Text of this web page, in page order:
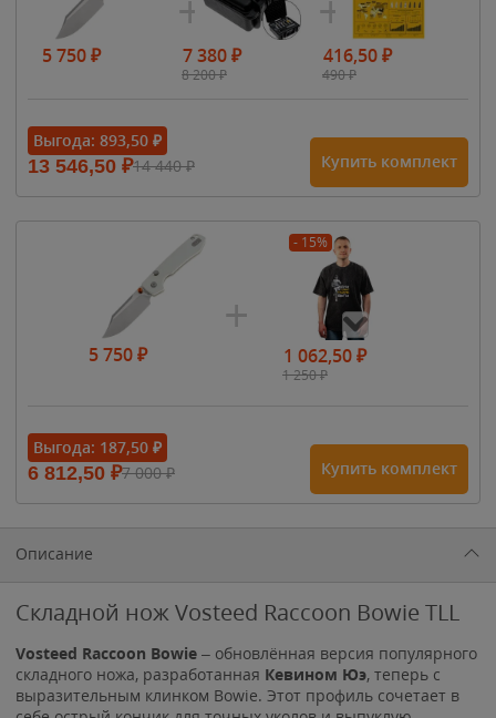
5 750₽ 7 380₽
8 200₽
416,50₽
490₽
Выгода: 893,50 ₽
13 546,50 ₽14 440₽ Купить комплект
5 750₽
- 15%
1 062,50₽
1 250₽
1 615₽
1 900₽1 900₽
Выгода: 187,50 ₽
6 812,50 ₽7 000₽ Купить комплект
Описание
Складной нож Vosteed Raccoon Bowie TLL
Vosteed Raccoon Bowie – обновлённая версия популярного
складного ножа, разработанная Кевином Юэ, теперь с
выразительным клинком Bowie. Этот профиль сочетает в